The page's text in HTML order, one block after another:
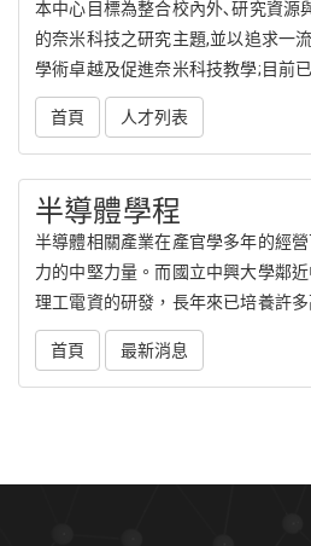
業發展，以達循環經濟、生態平衡
續農業為目標。
本中心目標為整合校內外､研究資源
的奈米科技之研究主題,並以追求一
學術卓越及促進奈米科技教學;目前
驗認證平台檢測服務;跨領域及產學
之研發成效,結合各研究專長,導向產
功能性關鍵材料與技術､精緻農業化
首頁 人才列表
半導體學程
半導體相關產業在產官學多年的經
力的中堅力量。而國立中興大學鄰
理工電資的研發，長年來已培養許多
導體產業培育人才的最佳搖籃之一。
下扎根，並吸引更多優質人才投入
手規劃半導體學程(本學程非教育部
的課程藍圖，引導學生學習與準備
並增強學生具實作及就業競爭力，
首頁 最新消息